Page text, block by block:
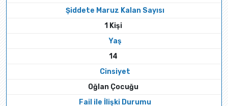
Şiddete Maruz Kalan Sayısı
1 Kişi
Yaş
14
Cinsiyet
Oğlan Çocuğu
Fail ile İlişki Durumu